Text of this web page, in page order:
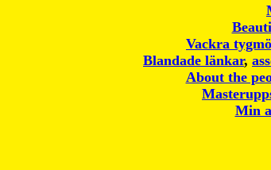
Vackra
Blandade länkar,
About the
Min